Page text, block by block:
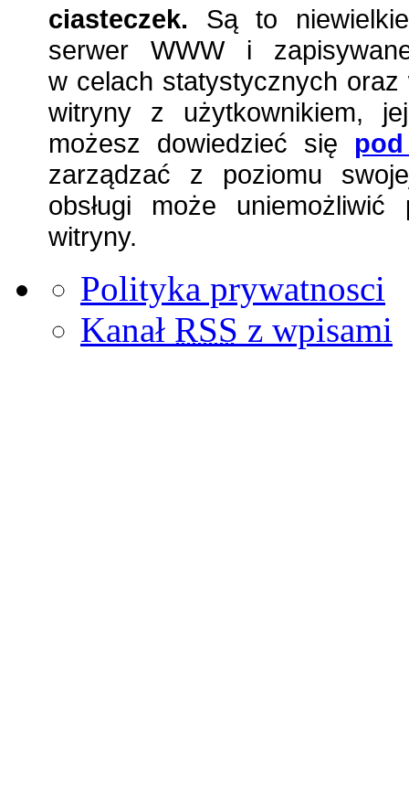
ciasteczek. Są to
serwer WWW i
w celach statystycznych
witryny z użytkownikiem,
możesz dowiedzieć się
zarządzać z poziomu
obsługi może
witryny.
Polityka prywatnosci
Kanał RSS z wpisami